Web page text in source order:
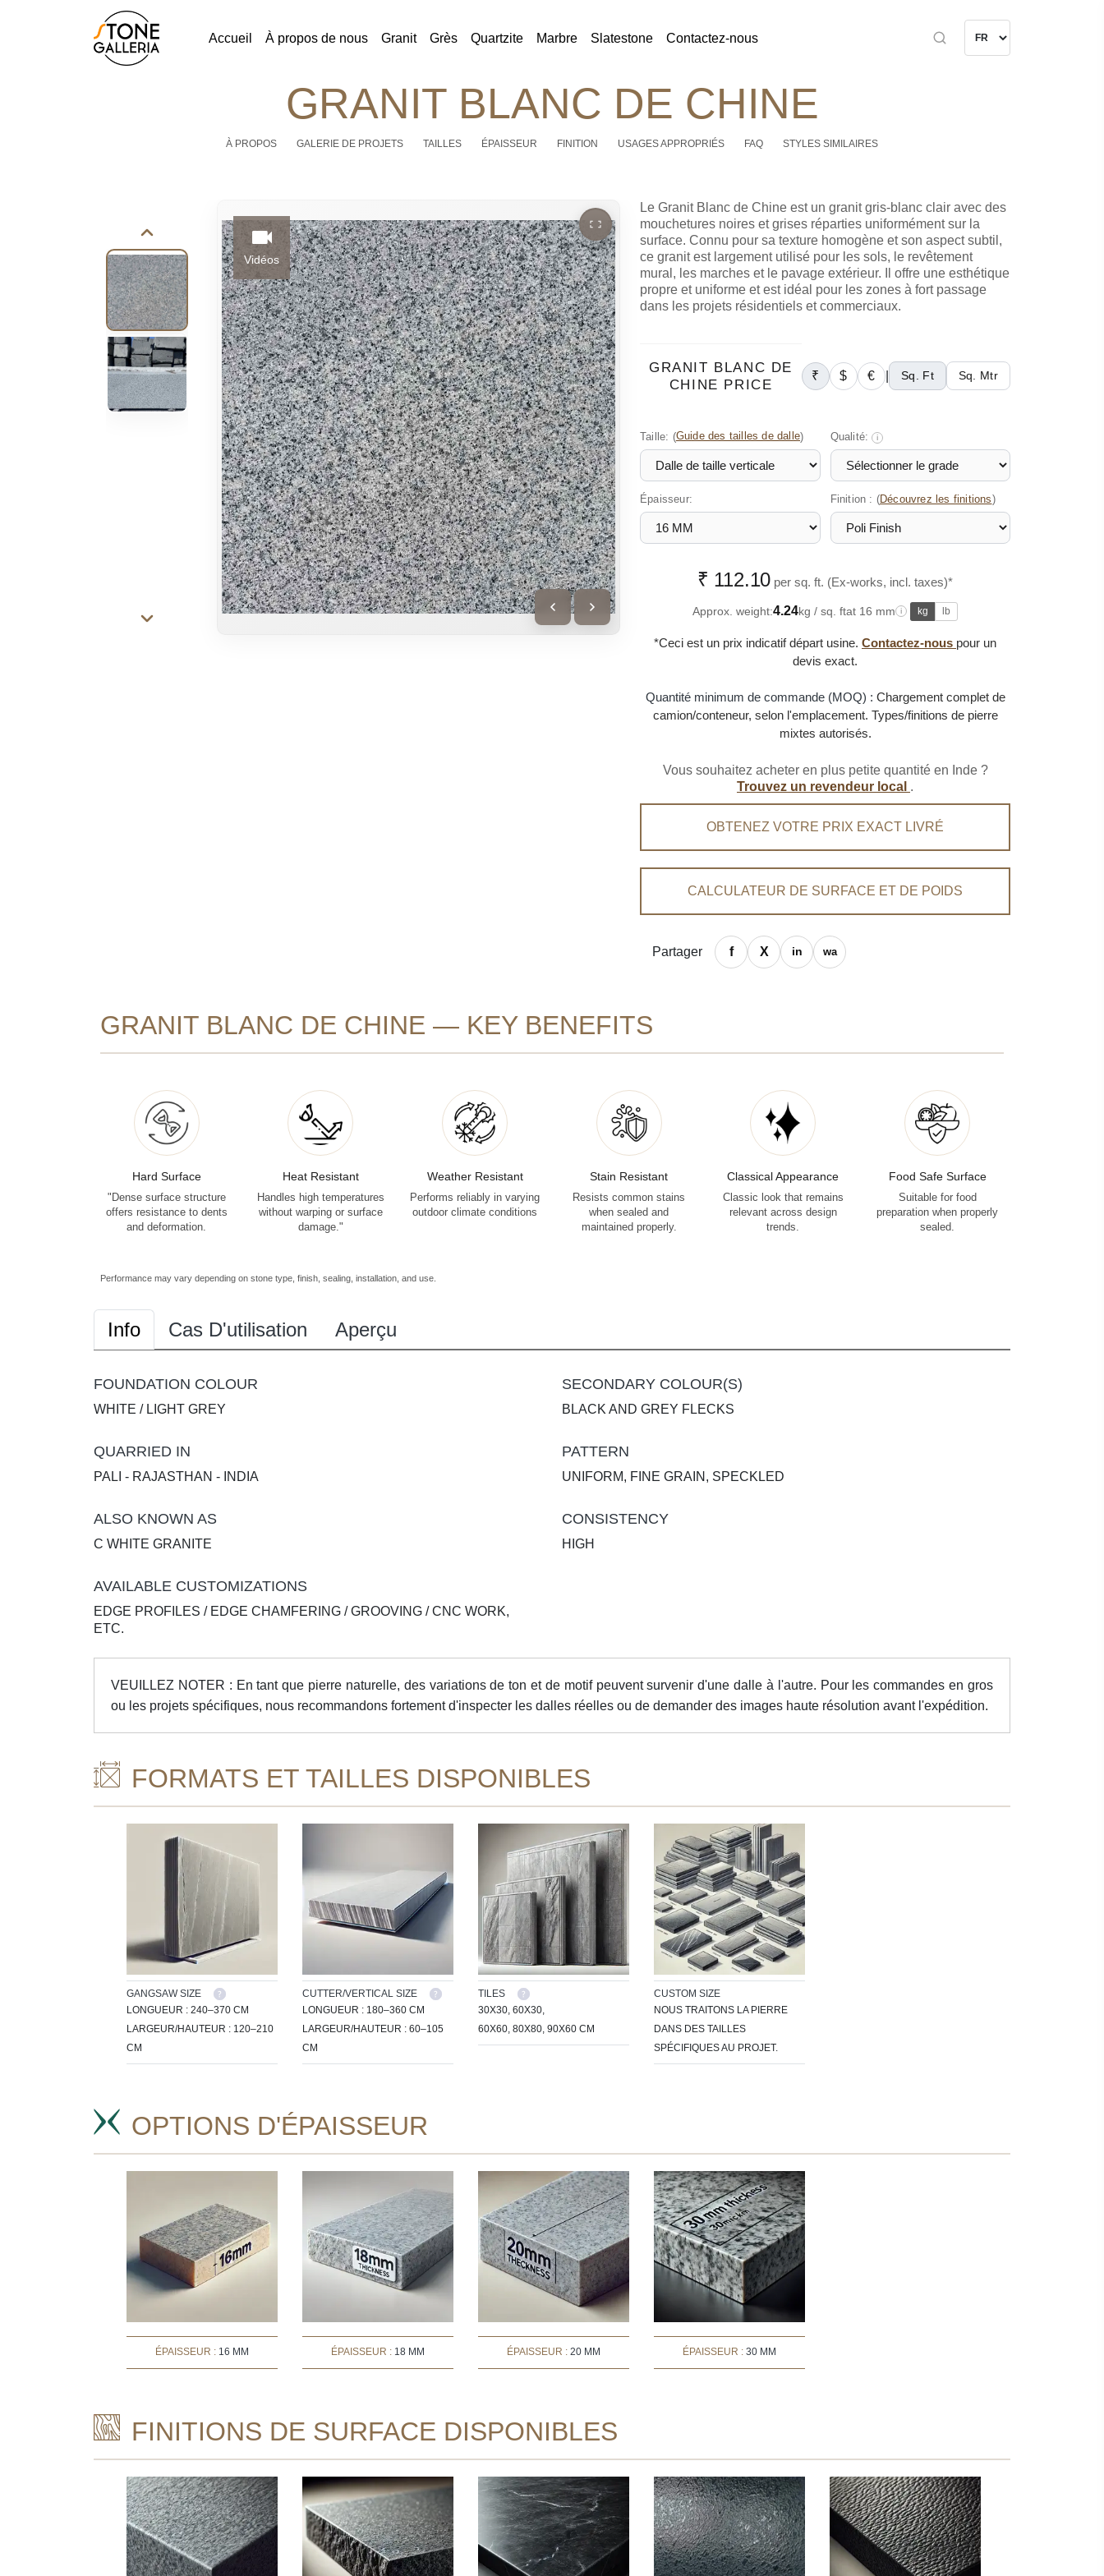
Accueil À propos de nous Granit Grès Quartzite Marbre Slatestone Contactez-nous
GRANIT BLANC DE CHINE
À PROPOS GALERIE DE PROJETS TAILLES ÉPAISSEUR FINITION USAGES APPROPRIÉS FAQ STYLES SIMILAIRES
Vidéos
Le Granit Blanc de Chine est un granit gris-blanc clair avec des
mouchetures noires et grises réparties uniformément sur la
surface. Connu pour sa texture homogène et son aspect subtil,
ce granit est largement utilisé pour les sols, le revêtement
mural, les marches et le pavage extérieur. Il offre une esthétique
propre et uniforme et est idéal pour les zones à fort passage
dans les projets résidentiels et commerciaux.
GRANIT BLANC DE
CHINE PRICE
₹ $ € Sq. Ft Sq. Mtr
Taille: (Guide des tailles de dalle) Qualité: i
Épaisseur: Finition : (Découvrez les finitions)
₹ 112.10 per sq. ft. (Ex-works, incl. taxes)*
Approx. weight:4.24kg / sq. ftat 16 mm i kg lb
*Ceci est un prix indicatif départ usine. Contactez-nous pour un
devis exact.
Quantité minimum de commande (MOQ) : Chargement complet de
camion/conteneur, selon l'emplacement. Types/finitions de pierre
mixtes autorisés.
Vous souhaitez acheter en plus petite quantité en Inde ?
Trouvez un revendeur local .
OBTENEZ VOTRE PRIX EXACT LIVRÉ
CALCULATEUR DE SURFACE ET DE POIDS
Partager
GRANIT BLANC DE CHINE — KEY BENEFITS
Hard Surface
"Dense surface structure
offers resistance to dents
and deformation.
Heat Resistant
Handles high temperatures
without warping or surface
damage."
Weather Resistant
Performs reliably in varying
outdoor climate conditions
Stain Resistant
Resists common stains
when sealed and
maintained properly.
Classical Appearance
Classic look that remains
relevant across design
trends.
Food Safe Surface
Suitable for food
preparation when properly
sealed.
Performance may vary depending on stone type, finish, sealing, installation, and use.
Info Cas D'utilisation Aperçu
FOUNDATION COLOUR
WHITE / LIGHT GREY
SECONDARY COLOUR(S)
BLACK AND GREY FLECKS
QUARRIED IN
PALI - RAJASTHAN - INDIA
PATTERN
UNIFORM, FINE GRAIN, SPECKLED
ALSO KNOWN AS
C WHITE GRANITE
CONSISTENCY
HIGH
AVAILABLE CUSTOMIZATIONS
EDGE PROFILES / EDGE CHAMFERING / GROOVING / CNC WORK,
ETC.
VEUILLEZ NOTER : En tant que pierre naturelle, des variations de ton et de motif peuvent survenir d'une dalle à l'autre. Pour les commandes en gros
ou les projets spécifiques, nous recommandons fortement d'inspecter les dalles réelles ou de demander des images haute résolution avant l'expédition.
FORMATS ET TAILLES DISPONIBLES
GANGSAW SIZE
LONGUEUR : 240–370 CM
LARGEUR/HAUTEUR : 120–210
CM
CUTTER/VERTICAL SIZE
LONGUEUR : 180–360 CM
LARGEUR/HAUTEUR : 60–105
CM
TILES
30X30, 60X30,
60X60, 80X80, 90X60 CM
CUSTOM SIZE
NOUS TRAITONS LA PIERRE
DANS DES TAILLES
SPÉCIFIQUES AU PROJET.
OPTIONS D'ÉPAISSEUR
ÉPAISSEUR : 16 MM ÉPAISSEUR : 18 MM ÉPAISSEUR : 20 MM ÉPAISSEUR : 30 MM
FINITIONS DE SURFACE DISPONIBLES